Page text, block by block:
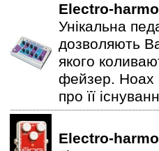
Electro-
Унікальна
дозволяють
якого
фейзер. Hoax
про її
Electro-